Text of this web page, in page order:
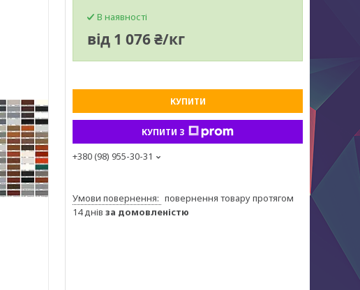
В наявності
від 1 076 ₴/кг
КУПИТИ
КУПИТИ З
+380 (98) 955-30-31
повернення товару протягом
14 днів за домовленістю